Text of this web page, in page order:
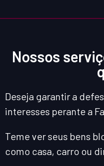
Nossos
Deseja garantir a
interesses perante a
Teme ver seus bens
como casa, carro ou